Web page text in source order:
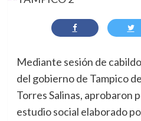
Mediante sesión de
del gobierno de Tampico
Torres Salinas, aprobaron
estudio social elaborado